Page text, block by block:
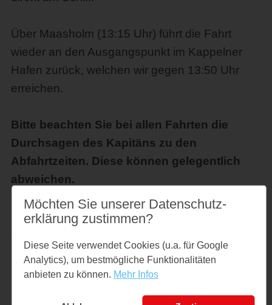
Über Maasholm (13:15 Uhr) führt die Fahrt
wieder an den Ausgangspunkt im Kappelner
Hafen zurück, welchen wir gegen 13:50 Uhr
erreichen.
Bitte beachten Sie bei allen Fahrten die
Durchsagen des Kapitäns zu den
Abfahrtzeiten. Diese können gelegentlich
abweichen.
Preise
Fahrpreis Erw.: € 23,00
Möchten Sie unserer Datenschutz­
erklärung zustimmen?
Diese Seite verwendet Cookies (u.a. für Google
Analytics), um bestmögliche Funktionalitäten
anbieten zu können. Mehr Infos